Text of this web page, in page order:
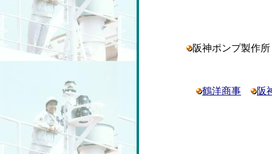
阪神ポンプ製作
鶴洋商事 阪